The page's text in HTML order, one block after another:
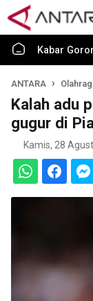
Kabar
ANTARA
Kalah adu
gugur di
Kamis, 28